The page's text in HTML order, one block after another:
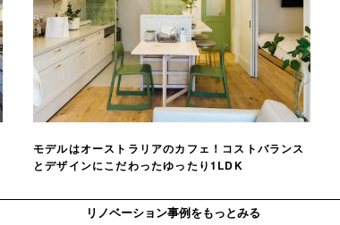
モデルはオーストラリアのカフェ！コストバランス
とデザインにこだわったゆったり1LDK
リノベーション事例をもっとみる